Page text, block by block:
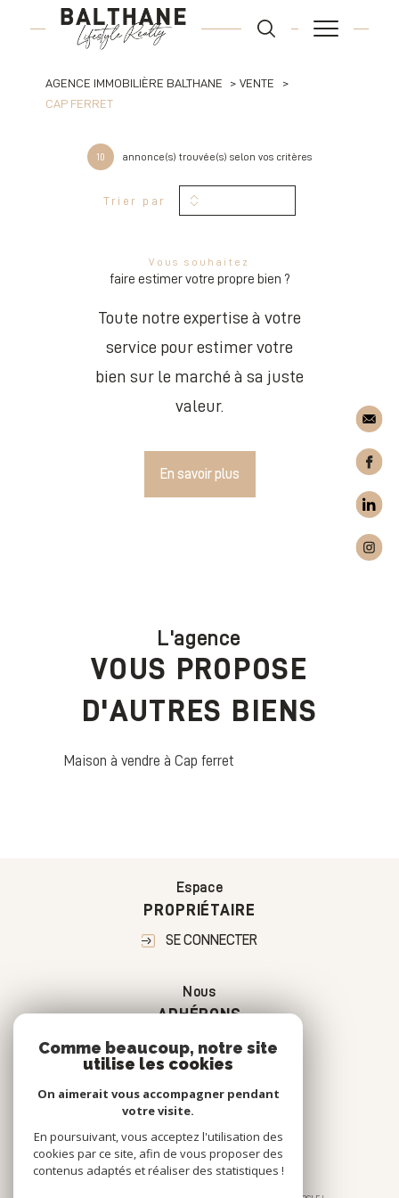
AGENCE IMMOBILIÈRE BALTHANE
VENTE
CAP FERRET
10 annonce(s) trouvée(s) selon vos critères
Trier par
Vous souhaitez
faire estimer votre propre bien ?
Toute notre expertise à votre
service pour estimer votre
bien sur le marché à sa juste
valeur.
En savoir plus
L'agence
VOUS PROPOSE
D'AUTRES BIENS
Maison à vendre à Cap ferret
Espace
PROPRIÉTAIRE
SE CONNECTER
Nous
ADHÉRONS
Comme beaucoup, notre site
utilise les cookies
On aimerait vous accompagner pendant
votre visite.
En poursuivant, vous acceptez l'utilisation des
cookies par ce site, afin de vous proposer des
contenus adaptés et réaliser des statistiques !